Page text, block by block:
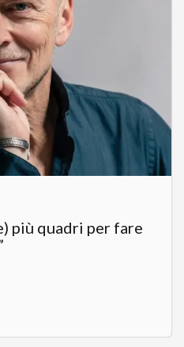
più quadri per fare